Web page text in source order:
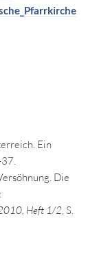
Ein
Die
Heft 1/2 , S.